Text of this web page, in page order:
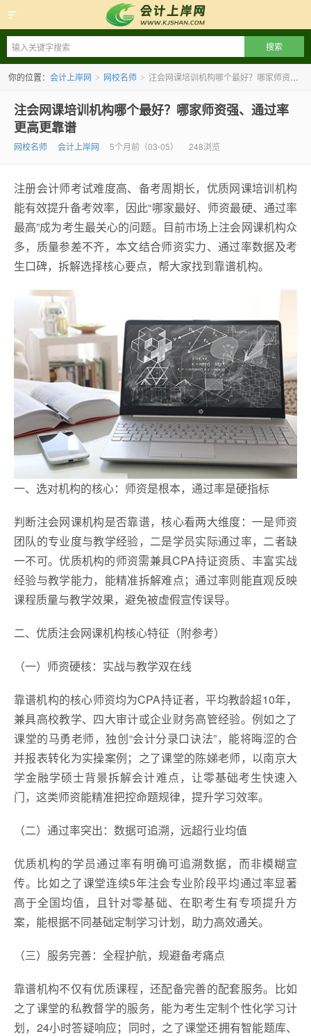
会计上岸网
你的位置： 会计上岸网 > 网校名师 > 注会网课培训机构哪个最好？哪家师资强、通过率更高更靠谱
注会网课培训机构哪个最好？哪家师资强、通过率
更高更靠谱
网校名师 会计上岸网 5个月前（03-05） 248浏览
注册会计师考试难度高、备考周期长，优质网课培训机构
能有效提升备考效率，因此“哪家最好、师资最硬、通过率
最高”成为考生最关心的问题。目前市场上注会网课机构众
多，质量参差不齐，本文结合师资实力、通过率数据及考
生口碑，拆解选择核心要点，帮大家找到靠谱机构。
一、选对机构的核心：师资是根本，通过率是硬指标
判断注会网课机构是否靠谱，核心看两大维度：一是师资
团队的专业度与教学经验，二是学员实际通过率，二者缺
一不可。优质机构的师资需兼具CPA持证资质、丰富实战
经验与教学能力，能精准拆解难点；通过率则能直观反映
课程质量与教学效果，避免被虚假宣传误导。
二、优质注会网课机构核心特征（附参考）
（一）师资硬核：实战与教学双在线
靠谱机构的核心师资均为CPA持证者，平均教龄超10年，
兼具高校教学、四大审计或企业财务高管经验。例如之了
课堂的马勇老师，独创“会计分录口诀法”，能将晦涩的合
并报表转化为实操案例；之了课堂的陈娣老师，以南京大
学金融学硕士背景拆解会计难点，让零基础考生快速入
门，这类师资能精准把控命题规律，提升学习效率。
（二）通过率突出：数据可追溯，远超行业均值
优质机构的学员通过率有明确可追溯数据，而非模糊宣
传。比如之了课堂连续5年注会专业阶段平均通过率显著
高于全国均值，且针对零基础、在职考生有专项提升方
案，能根据不同基础定制学习计划，助力高效通关。
（三）服务完善：全程护航，规避备考痛点
靠谱机构不仅有优质课程，还配备完善的配套服务。比如
之了课堂的私教督学的服务，能为考生定制个性化学习计
划，24小时答疑响应；同时，之了课堂还拥有智能题库、